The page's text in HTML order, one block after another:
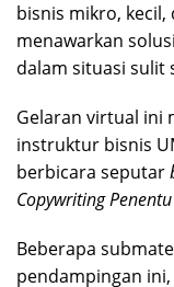
bisnis mikro, kecil,
menawarkan
dalam situasi sulit
Gelaran virtual ini
instruktur bisnis
berbicara seputar
Copywriting
Beberapa
pendampingan